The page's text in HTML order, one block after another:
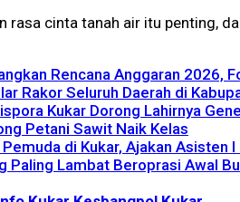
rasa cinta tanah air itu penting,
Rencana Anggaran 2026,
Rakor Seluruh Daerah di
Kukar Dorong Lahirnya
Petani Sawit Naik Kelas
di Kukar, Ajakan Asisten
Paling Lambat Beroprasi Awal